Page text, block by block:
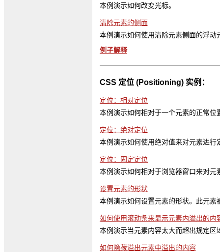
本例演示如何改变光标。
清除元素的侧面
本例演示如何使用清除元素侧面的浮动
例子解释
CSS 定位 (Positioning) 实例：
定位：相对定位
本例演示如何相对于一个元素的正常位
定位：绝对定位
本例演示如何使用绝对值来对元素进行
定位：固定定位
本例演示如何相对于浏览器窗口来对元
设置元素的形状
本例演示如何设置元素的形状。此元
如何使用滚动条来显示元素内溢出的内
本例演示当元素内容太大而超出规定
如何隐藏溢出元素中溢出的内容